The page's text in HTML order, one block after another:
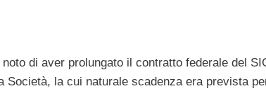
noto di aver prolungato il contratto federale del
Società, la cui naturale scadenza era prevista